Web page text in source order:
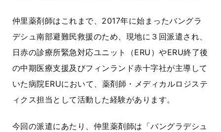
仲里薬剤師はこれまで、 2017年に始まったバングラ
デシュ南部避難民救援のため、現地に３回派遣され、
日赤の診療所緊急対応ユニット（ERU ）やERU終了後
の中期医療支援及びフィンランド赤十字社が主導して
いた病院ERUにおいて、薬剤師・メディカルロジステ
ィクス担当として活動した経験があります。
今回の派遣にあたり、仲里薬剤師は「バングラデシュ